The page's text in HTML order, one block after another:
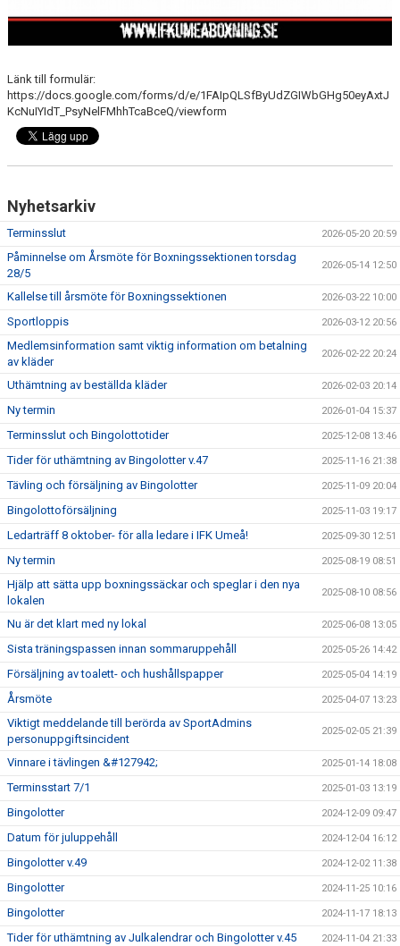
Länk till formulär:
https://docs.google.com/forms/d/e/1FAIpQLSfByUdZGIWbGHg50eyAxtJ
KcNuIYIdT_PsyNelFMhhTcaBceQ/viewform
Nyhetsarkiv
Terminsslut 2026-05-20 20:59
Påminnelse om Årsmöte för Boxningssektionen torsdag
28/5
2026-05-14 12:50
Kallelse till årsmöte för Boxningssektionen 2026-03-22 10:00
Sportloppis 2026-03-12 20:56
Medlemsinformation samt viktig information om betalning
av kläder
2026-02-22 20:24
Uthämtning av beställda kläder 2026-02-03 20:14
Ny termin 2026-01-04 15:37
Terminsslut och Bingolottotider 2025-12-08 13:46
Tider för uthämtning av Bingolotter v.47 2025-11-16 21:38
Tävling och försäljning av Bingolotter 2025-11-09 20:04
Bingolottoförsäljning 2025-11-03 19:17
Ledarträff 8 oktober- för alla ledare i IFK Umeå! 2025-09-30 12:51
Ny termin 2025-08-19 08:51
Hjälp att sätta upp boxningssäckar och speglar i den nya
lokalen
2025-08-10 08:56
Nu är det klart med ny lokal 2025-06-08 13:05
Sista träningspassen innan sommaruppehåll 2025-05-26 14:42
Försäljning av toalett- och hushållspapper 2025-05-04 14:19
Årsmöte 2025-04-07 13:23
Viktigt meddelande till berörda av SportAdmins
personuppgiftsincident
2025-02-05 21:39
Vinnare i tävlingen &#127942; 2025-01-14 18:08
Terminsstart 7/1 2025-01-03 13:19
Bingolotter 2024-12-09 09:47
Datum för juluppehåll 2024-12-04 16:12
Bingolotter v.49 2024-12-02 11:38
Bingolotter 2024-11-25 10:16
Bingolotter 2024-11-17 18:13
Tider för uthämtning av Julkalendrar och Bingolotter v.45 2024-11-04 21:33